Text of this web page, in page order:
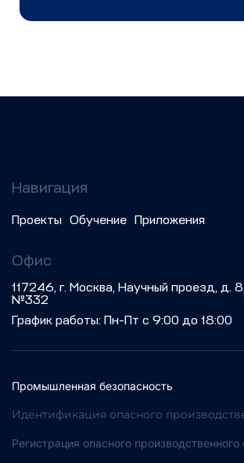
Навигация
Проекты Обучение Приложения
Офис
117246, г. Москва, Научный проезд, д.
№332
График работы: Пн-Пт с 9:00 до 18:00
Промышленная безопасность
Идентификация опасного
Регистрация опасного производственного